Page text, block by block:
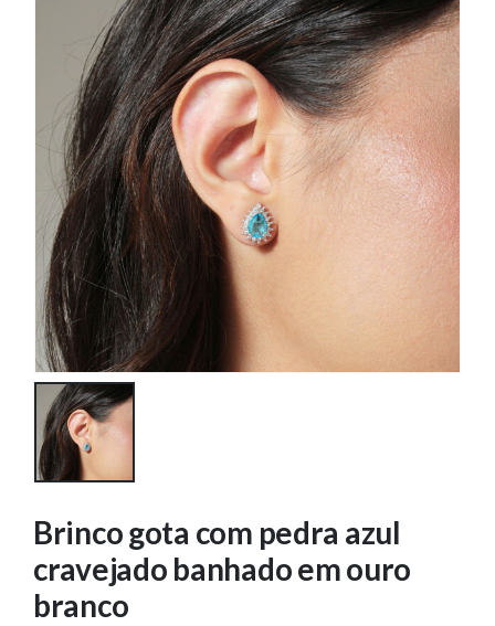
Brinco gota com pedra azul
cravejado banhado em ouro
branco